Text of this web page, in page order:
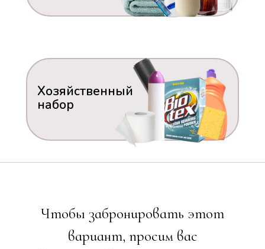
Хозяйственный
набор
Чтобы забронировать этот
вариант, просим вас